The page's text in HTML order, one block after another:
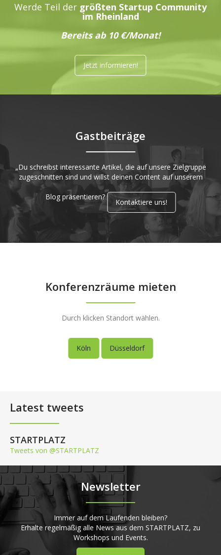
Werde Teil der größten Startup Community
im Rheinland
Bereits ab 10 €/Monat!
Jetzt informieren!
Gastbeiträge
„Du schreibst interessante Artikel, die auf unsere Zielgruppe
zugeschnitten sind und willst deinen Content auf unserem
Blog präsentieren?
Kontaktiere uns!
Konferenzräume mieten
Durch klicken Standort wählen.
Köln Düsseldorf
Latest tweets
STARTPLATZ
Tweets von @STARTPLATZ
Newsletter
Immer auf dem Laufenden bleiben?
Erhalte regelmäßig alle News aus dem STARTPLATZ, zu
Workshops und Events.